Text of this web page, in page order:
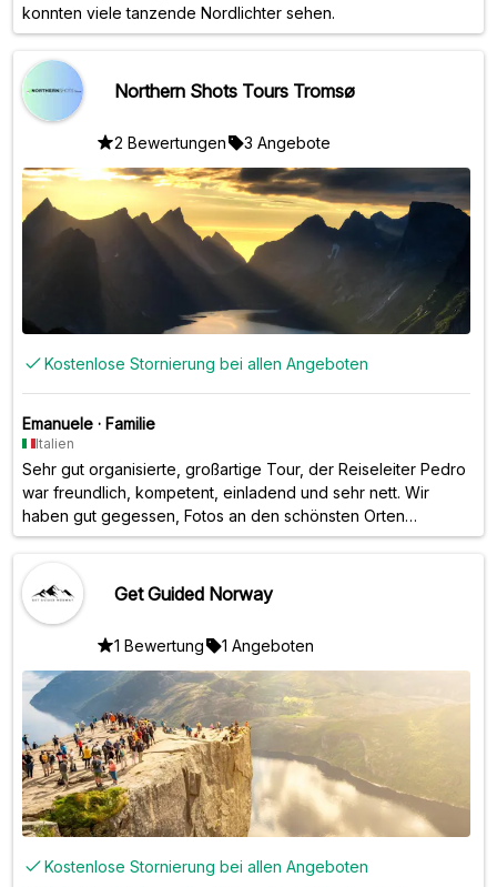
konnten viele tanzende Nordlichter sehen.
Northern Shots Tours Tromsø
2 Bewertungen 3 Angebote
Kostenlose Stornierung bei allen Angeboten
Emanuele · Familie
Italien
Sehr gut organisierte, großartige Tour, der Reiseleiter Pedro
war freundlich, kompetent, einladend und sehr nett. Wir
haben gut gegessen, Fotos an den schönsten Orten
gemacht, bequeme Reisende mit allem Komfort. Sehr
Get Guided Norway
1 Bewertung 1 Angeboten
Kostenlose Stornierung bei allen Angeboten